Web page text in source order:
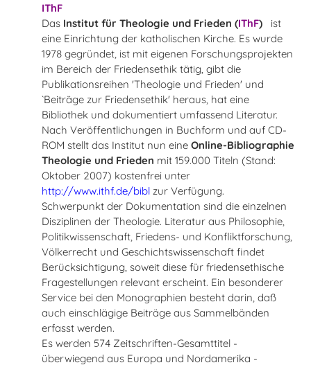
IThF
Das Institut für Theologie und Frieden (IThF)
ist
eine Einrichtung der katholischen Kirche. Es wurde
1978 gegründet, ist mit eigenen Forschungsprojekten
im Bereich der Friedensethik tätig, gibt die
Publikationsreihen 'Theologie und Frieden' und
`Beiträge zur Friedensethik' heraus, hat eine
Bibliothek und dokumentiert umfassend Literatur.
Nach Veröffentlichungen in Buchform und auf CD-
ROM stellt das Institut nun eine Online-Bibliographie
Theologie und Frieden mit 159.000 Titeln (Stand:
Oktober 2007) kostenfrei unter
http://www.ithf.de/bibl zur Verfügung.
Schwerpunkt der Dokumentation sind die einzelnen
Disziplinen der Theologie. Literatur aus Philosophie,
Politikwissenschaft, Friedens- und Konfliktforschung,
Völkerrecht und Geschichtswissenschaft findet
Berücksichtigung, soweit diese für friedensethische
Fragestellungen relevant erscheint. Ein besonderer
Service bei den Monographien besteht darin, daß
auch einschlägige Beiträge aus Sammelbänden
erfasst werden.
Es werden 574 Zeitschriften-Gesamttitel -
überwiegend aus Europa und Nordamerika -